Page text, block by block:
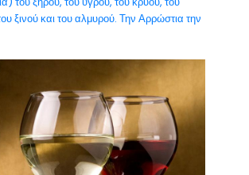
ξινού και του αλμυρού. Την Αρρώστια την